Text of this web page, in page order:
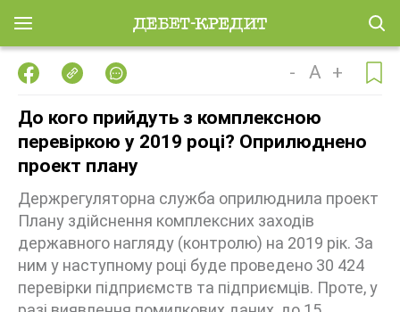
- A +
До кого прийдуть з комплексною
перевіркою у 2019 році? Оприлюднено
проект плану
Держрегуляторна служба оприлюднила проект
Плану здійснення комплексних заходів
державного нагляду (контролю) на 2019 рік. За
ним у наступному році буде проведено 30 424
перевірки підприємств та підприємців. Проте, у